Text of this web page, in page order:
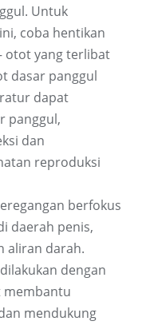
Untuk
coba hentikan
otot yang terlibat
dasar panggul
dapat
panggul,
dan
reproduksi
berfokus
daerah penis,
aliran darah.
dengan
membantu
mendukung